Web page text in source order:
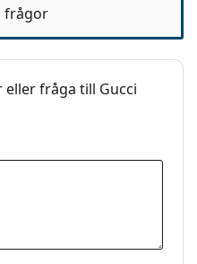
frågor
fråga till Gucci